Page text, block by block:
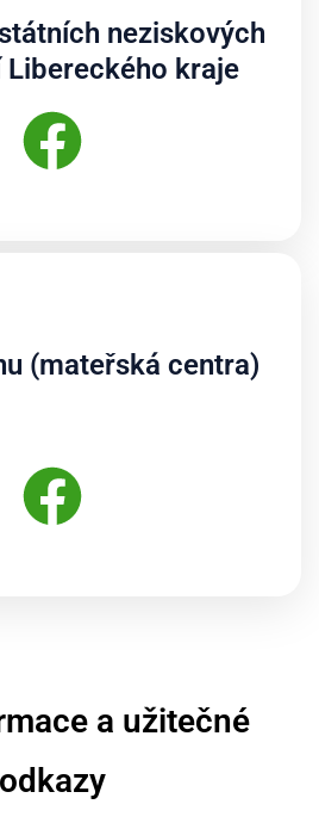
neziskových
kraje
(mateřská centra)
a užitečné
odkazy